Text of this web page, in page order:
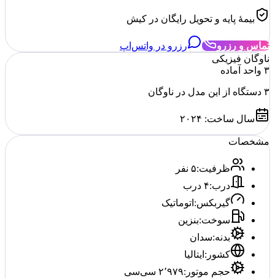
بیمهٔ پایه و تحویل رایگان در کیش
تماس و رزرو
رزرو در واتس‌اپ
ناوگان فیزیکی
۳ واحد آماده
۳ دستگاه از این مدل در ناوگان
سال ساخت: ۲۰۲۴
مشخصات
ظرفیت:۵ نفر
درب:۴ درب
گیربکس: اتوماتیک
سوخت:بنزین
بدنه:سدان
کشور : ایتالیا
حجم موتور :۲٬۹۷۹ سی‌سی